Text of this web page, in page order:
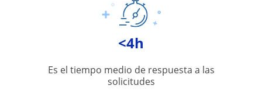
<4h
Es el tiempo medio de respuesta a las
solicitudes